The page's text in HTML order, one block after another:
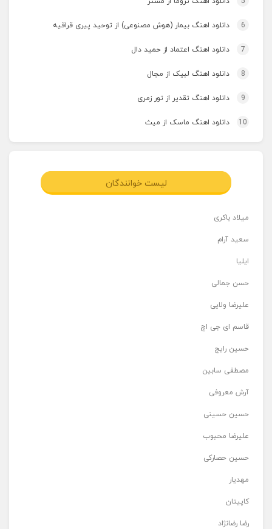
6 دانلود اهنگ بیمار (هوش مصنوعی) از توحید پیری قراقیه
7 دانلود اهنگ اعتماد از حمید دال
8 دانلود اهنگ لبیک از مجال
9 دانلود اهنگ تقدیر از تور زمری
10 دانلود اهنگ ماسک از میث
لیست خوانندگان
میلاد باکری
سعید آرام
ایلیا
حسن جمالی
علیرضا ولایی
قاسم ای جی اچ
حسین رایج
مصطفی سابین
آرش معروفی
حسین حسینی
علیرضا محبوب
حسین حصارکی
مهدیار
کاپیتان
رضا رضانژاد